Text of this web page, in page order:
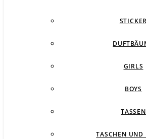
STICKER
GIRLS
BOYS
TASSEN
TASCHEN UND